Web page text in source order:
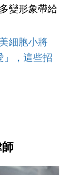
變形象帶給
細胞小將
」，這些招